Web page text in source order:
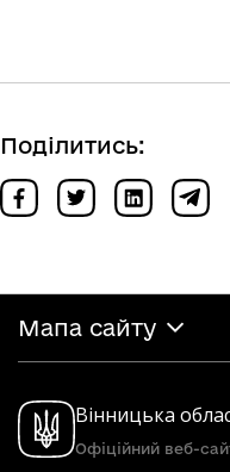
Поділитись:
Мапа сайту
Вінницька
Офіційний веб-